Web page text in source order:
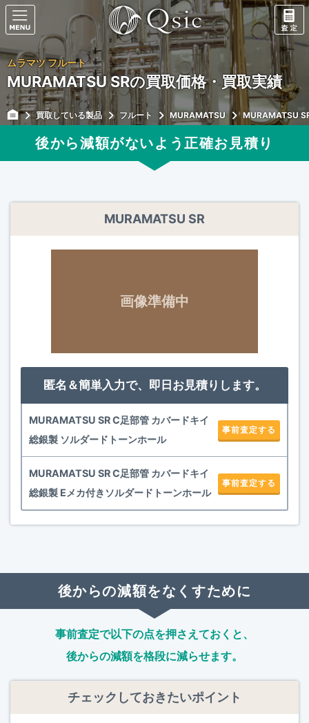
ムラマツ フルート
MURAMATSU SRの買取価格・買取実績
買取している製品 フルート MURAMATSU MURAMATSU
後から減額がないよう正確お見積り
MURAMATSU SR
画像準備中
匿名＆簡単入力で、即日お見積りします。
MURAMATSU SR C足部管 カバードキイ
総銀製 ソルダードトーンホール
事前査定する
MURAMATSU SR C足部管 カバードキイ
総銀製 Eメカ付きソルダードトーンホール
事前査定する
後からの減額をなくすために
事前査定で以下の点を押さえておくと、
後からの減額を格段に減らせます。
チェックしておきたいポイント